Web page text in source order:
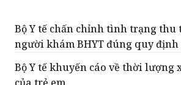
Bộ Y tế chấn chỉnh tình trạng thu
người khám BHYT đúng quy định
Bộ Y tế khuyến cáo về thời lượng